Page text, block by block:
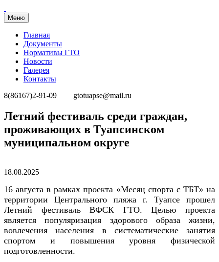
Меню
Главная
Документы
Нормативы ГТО
Новости
Галерея
Контакты
8(86167)2-91-09
gtotuapse@mail.ru
Перейти
к
содержимому
Летний фестиваль среди граждан,
проживающих в Туапсинском
муниципальном округе
Опубликовано
18.08.2025
16 августа в рамках проекта «Месяц спорта с ТБТ» на
территории Центрального пляжа г. Туапсе прошел
Летний фестиваль ВФСК ГТО. Целью проекта
является популяризация здорового образа жизни,
вовлечения населения в систематические занятия
спортом и повышения уровня физической
подготовленности.